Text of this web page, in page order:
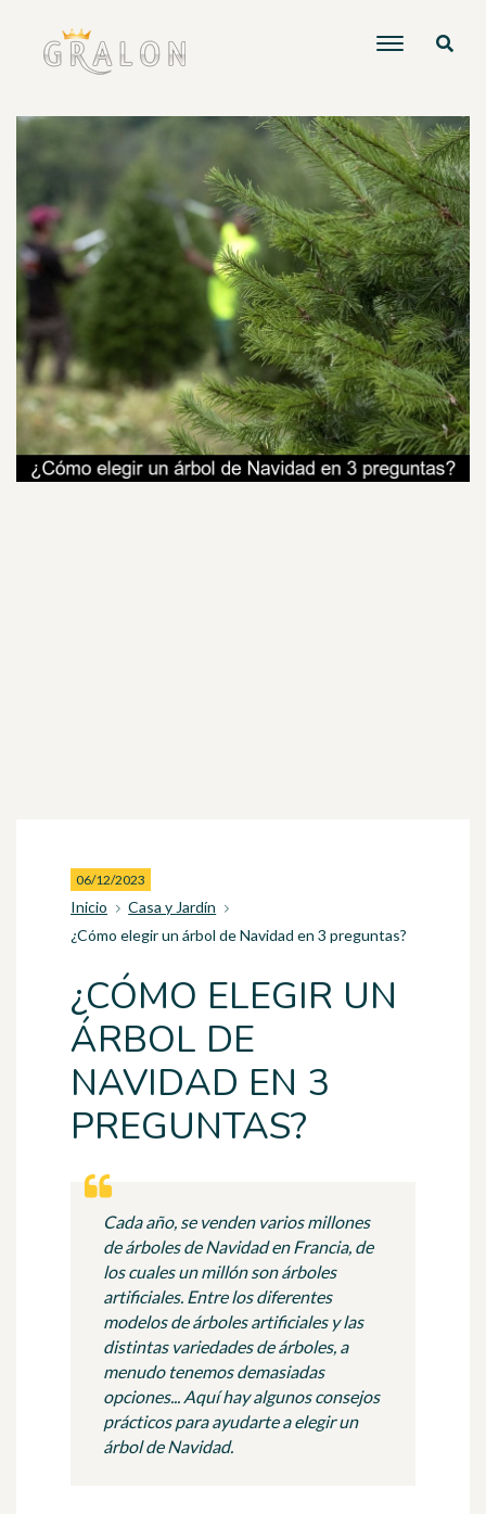
06/12/2023
Inicio
Casa y Jardín
¿Cómo elegir un árbol de Navidad en 3 preguntas?
¿CÓMO ELEGIR UN
ÁRBOL DE
NAVIDAD EN 3
PREGUNTAS?
Cada año, se venden varios millones
de árboles de Navidad en Francia, de
los cuales un millón son árboles
artificiales. Entre los diferentes
modelos de árboles artificiales y las
distintas variedades de árboles, a
menudo tenemos demasiadas
opciones... Aquí hay algunos consejos
prácticos para ayudarte a elegir un
árbol de Navidad.